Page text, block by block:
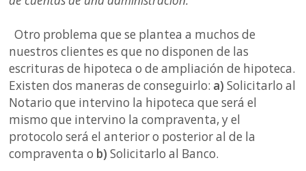
Otro problema que se plantea a muchos de
nuestros clientes es que no disponen de las
escrituras de hipoteca o de ampliación de hipoteca.
Existen dos maneras de conseguirlo: a) Solicitarlo al
Notario que intervino la hipoteca que será el
mismo que intervino la compraventa, y el
protocolo será el anterior o posterior al de la
compraventa o b) Solicitarlo al Banco.